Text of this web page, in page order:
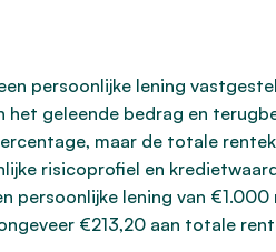
persoonlijke lening
geleende bedrag en
maar de totale
risicoprofiel en
persoonlijke lening van €1.000
€213,20 aan totale